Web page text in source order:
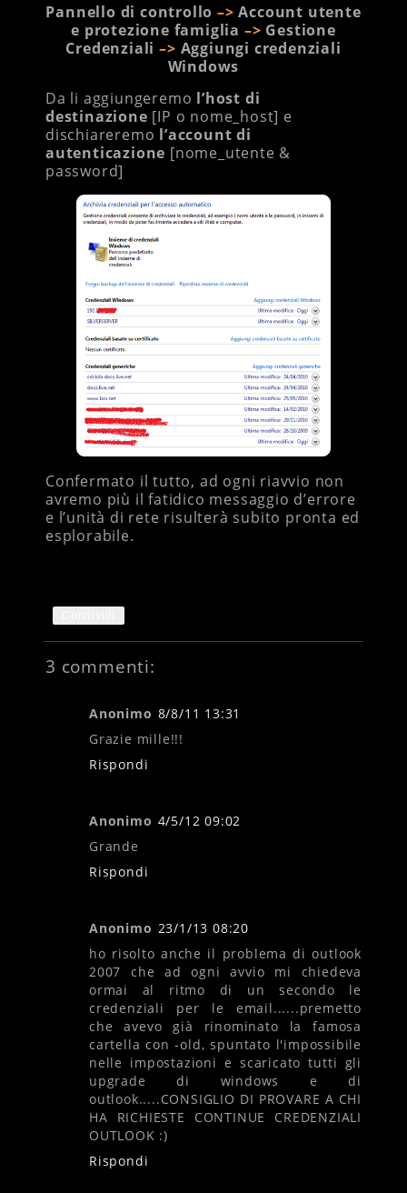
Pannello di controllo –> Account utente
e protezione famiglia –> Gestione
Credenziali–> Aggiungi credenziali
Windows
Da li aggiungeremo l’host di
destinazione [IP o nome_host] e
dischiareremo l’account di
autenticazione [nome_utente &
password]
Confermato il tutto, ad ogni riavvio non
avremo più il fatidico messaggio d’errore
e l’unità di rete risulterà subito pronta ed
esplorabile.
3 commenti:
Anonimo 8/8/11 13:31
Grazie mille!!!
Rispondi
Anonimo 4/5/12 09:02
Grande
Rispondi
Anonimo 23/1/13 08:20
ho risolto anche il problema di outlook
2007 che ad ogni avvio mi chiedeva
ormai al ritmo di un secondo le
credenziali per le email......premetto
che avevo già rinominato la famosa
cartella con -old, spuntato l'impossibile
nelle impostazioni e scaricato tutti gli
upgrade di windows e di
outlook.....CONSIGLIO DI PROVARE A CHI
HA RICHIESTE CONTINUE CREDENZIALI
OUTLOOK :)
Rispondi